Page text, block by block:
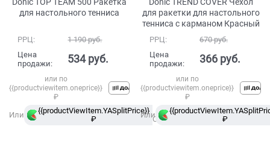
для настольного тенниса
РРЦ: 1 190 руб.
Цена
продажи:
534 руб.
или по
{{productviewitem.oneprice}}
₽
Или
{{productViewItem.YASplitPrice}}
₽
в
Сплит
для ракетки для настольного
тенниса с карманом Красный
РРЦ: 670 руб.
Цена
продажи:
366 руб.
или по
{{productviewitem.oneprice}}
₽
Или
₽